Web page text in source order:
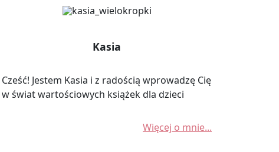
Kasia
Cześć! Jestem Kasia i z radością wprowadzę Cię
w świat wartościowych książek dla dzieci
Więcej o mnie...